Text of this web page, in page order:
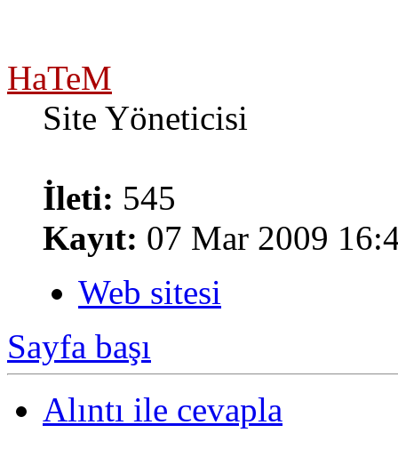
HaTeM
Site Yöneticisi
İleti: 545
Kayıt: 07 Mar 2009
Web sitesi
Sayfa başı
Alıntı ile cevapla